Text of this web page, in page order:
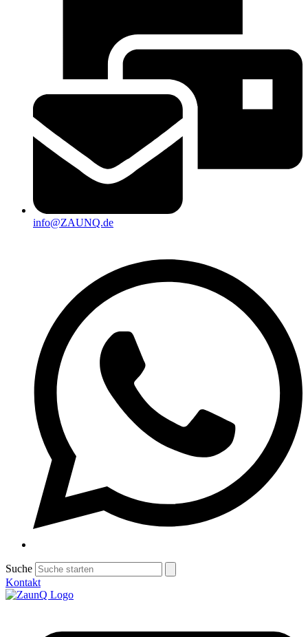
info@ZAUNQ.de
Suche
Kontakt